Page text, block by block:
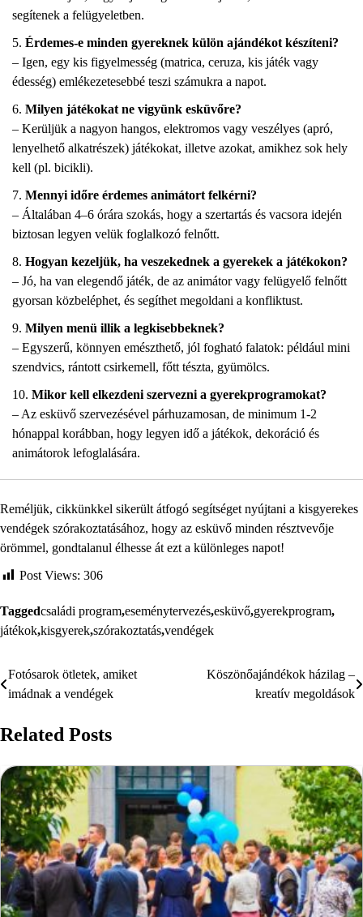
segítenek a felügyeletben.
Érdemes-e minden gyereknek külön ajándékot készíteni?
– Igen, egy kis figyelmesség (matrica, ceruza, kis játék vagy
édesség) emlékezetesebbé teszi számukra a napot.
Milyen játékokat ne vigyünk esküvőre?
– Kerüljük a nagyon hangos, elektromos vagy veszélyes (apró,
lenyelhető alkatrészek) játékokat, illetve azokat, amikhez sok hely
kell (pl. bicikli).
Mennyi időre érdemes animátort felkérni?
– Általában 4–6 órára szokás, hogy a szertartás és vacsora idején
biztosan legyen velük foglalkozó felnőtt.
Hogyan kezeljük, ha veszekednek a gyerekek a játékokon?
– Jó, ha van elegendő játék, de az animátor vagy felügyelő felnőtt
gyorsan közbeléphet, és segíthet megoldani a konfliktust.
Milyen menü illik a legkisebbeknek?
– Egyszerű, könnyen emészthető, jól fogható falatok: például mini
szendvics, rántott csirkemell, főtt tészta, gyümölcs.
Mikor kell elkezdeni szervezni a gyerekprogramokat?
– Az esküvő szervezésével párhuzamosan, de minimum 1-2
hónappal korábban, hogy legyen idő a játékok, dekoráció és
animátorok lefoglalására.
Reméljük, cikkünkkel sikerült átfogó segítséget nyújtani a kisgyerekes
vendégek szórakoztatásához, hogy az esküvő minden résztvevője
örömmel, gondtalanul élhesse át ezt a különleges napot!
Post Views: 306
Taggedcsaládi program,eseménytervezés,esküvő,gyerekprogram,
játékok,kisgyerek,szórakoztatás,vendégek
Bejegyzés
Fotósarok ötletek, amiket
imádnak a vendégek
Köszönőajándékok házilag –
kreatív megoldások
Related Posts